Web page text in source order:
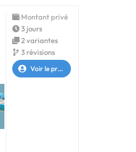
Montant privé
3 jours
2 variantes
3 révisions
Voir le profil